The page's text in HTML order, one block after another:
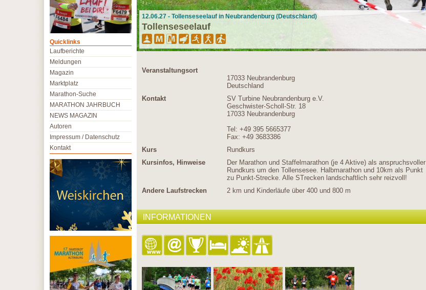
12.06.27 - Tollenseseelauf in Neubrandenburg (Deutschland)
Tollenseseelauf
Veranstaltungsort
17033 Neubrandenburg
Deutschland
Kontakt
SV Turbine Neubrandenburg e.V.
Geschwister-Scholl-Str. 18
17033 Neubrandenburg
Tel: +49 395 5665377
Fax: +49 3683386
Kurs
Rundkurs
Kursinfos, Hinweise
Der Marathon und Staffelmarathon (je 4 Aktive) als anspruchsvoller
Rundkurs um den Tollensesee. Halbmarathon und 10km als Punkt
zu Punkt-Strecke. Alle STrecken landschaftlich sehr reizvoll!
Andere Laufstrecken
2 km und Kinderläufe über 400 und 800 m
INFORMATIONEN
Quicklinks
Laufberichte
Meldungen
Magazin
Marktplatz
Marathon-Suche
MARATHON JAHRBUCH
NEWS MAGAZIN
Autoren
Impressum / Datenschutz
Kontakt